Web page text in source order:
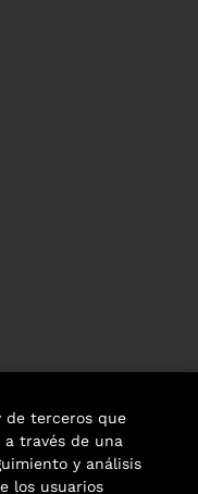
de terceros que
través de una
y análisis
los usuarios